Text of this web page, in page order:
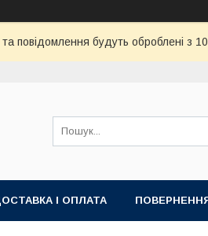
повідомлення будуть оброблені з
І ОПЛАТА